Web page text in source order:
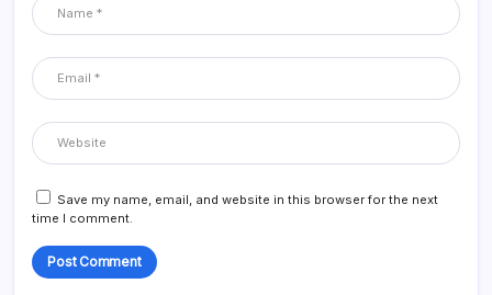
Save my name, email, and website in this browser for the next
time I comment.